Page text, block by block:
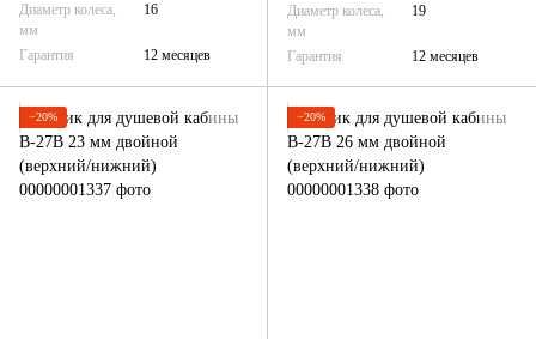
Диаметр колеса,
мм
16
Гарантия 12 месяцев
Диаметр колеса,
мм
19
Гарантия 12 месяцев
−20% −20%